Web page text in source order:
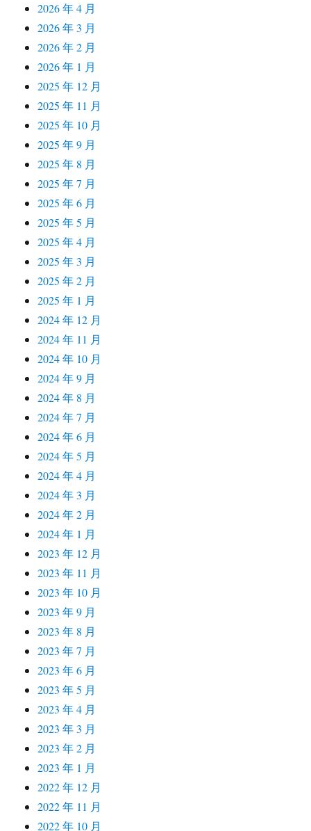
2026 年 4 月
2026 年 3 月
2026 年 2 月
2026 年 1 月
2025 年 12 月
2025 年 11 月
2025 年 10 月
2025 年 9 月
2025 年 8 月
2025 年 7 月
2025 年 6 月
2025 年 5 月
2025 年 4 月
2025 年 3 月
2025 年 2 月
2025 年 1 月
2024 年 12 月
2024 年 11 月
2024 年 10 月
2024 年 9 月
2024 年 8 月
2024 年 7 月
2024 年 6 月
2024 年 5 月
2024 年 4 月
2024 年 3 月
2024 年 2 月
2024 年 1 月
2023 年 12 月
2023 年 11 月
2023 年 10 月
2023 年 9 月
2023 年 8 月
2023 年 7 月
2023 年 6 月
2023 年 5 月
2023 年 4 月
2023 年 3 月
2023 年 2 月
2023 年 1 月
2022 年 12 月
2022 年 11 月
2022 年 10 月